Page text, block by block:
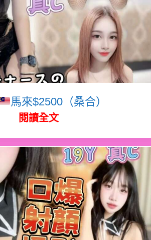
馬來$2500（桑合）
閱讀全文